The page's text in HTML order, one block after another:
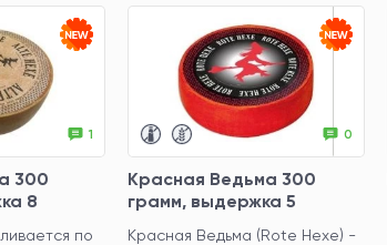
1
300
8
по
0
Красная Ведьма 300
грамм, выдержка 5
Красная Ведьма (Rote Hexe) -